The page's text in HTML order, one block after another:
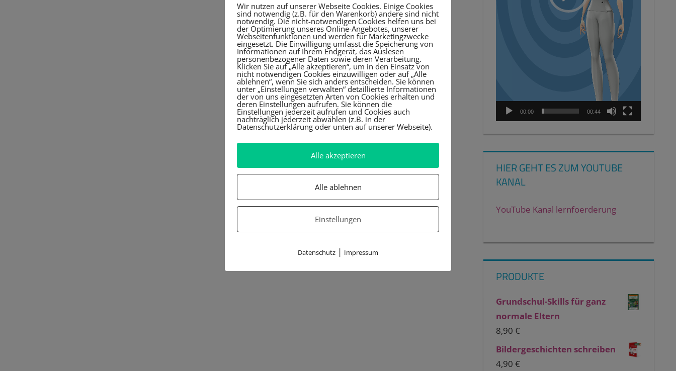
00:00 00:44
HIER GEHT ES ZUM YOUTUBE
KANAL
YouTube Kanal lernfoerderung
PRODUKTE
Grundschul-Skills für ganz
normale Eltern
8,90€
Bildergeschichten schreiben
4,90€
Wir nutzen auf unserer Webseite Cookies. Einige Cookies
sind notwendig (z.B. für den Warenkorb) andere sind nicht
notwendig. Die nicht-notwendigen Cookies helfen uns bei
der Optimierung unseres Online-Angebotes, unserer
Webseitenfunktionen und werden für Marketingzwecke
eingesetzt. Die Einwilligung umfasst die Speicherung von
Informationen auf Ihrem Endgerät, das Auslesen
personenbezogener Daten sowie deren Verarbeitung.
Klicken Sie auf „Alle akzeptieren“, um in den Einsatz von
nicht notwendigen Cookies einzuwilligen oder auf „Alle
ablehnen“, wenn Sie sich anders entscheiden. Sie können
unter „Einstellungen verwalten“ detaillierte Informationen
der von uns eingesetzten Arten von Cookies erhalten und
deren Einstellungen aufrufen. Sie können die
Einstellungen jederzeit aufrufen und Cookies auch
nachträglich jederzeit abwählen (z.B. in der
Datenschutzerklärung oder unten auf unserer Webseite).
Alle akzeptieren
Alle ablehnen
Einstellungen
Datenschutz | Impressum